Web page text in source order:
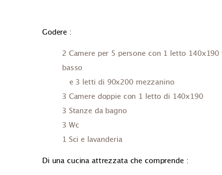
Godere :
2 Camere per 5 persone con 1 letto
basso
e 3 letti di 90x200 mezzanino
3 Camere doppie con 1 letto di 140x190
3 Stanze da bagno
3 Wc
1 Sci e lavanderia
Di una cucina attrezzata che comprende :